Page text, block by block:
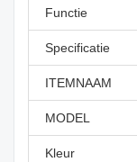
Functie
Specificatie
ITEMNAAM
MODEL
Kleur